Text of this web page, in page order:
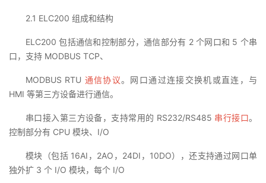
2.1 ELC200 组成和结构
ELC200 包括通信和控制部分，通信部分有 2 个网口和 5 个串
口，支持 MODBUS TCP、
MODBUS RTU 通信协议。网口通过连接交换机或直连，与
HMI 等第三方设备进行通信。
串口接入第三方设备，支持常用的 RS232/RS485 串行接口。
控制部分有 CPU 模块、I/O
模块（包括 16AI，2AO，24DI，10DO），还支持通过网口单
独外扩 3 个 I/O 模块，每个 I/O